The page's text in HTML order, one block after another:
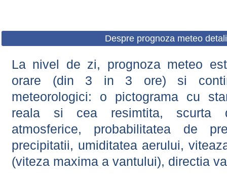
Despre prognoza meteo
La nivel de zi, prognoza meteo
orare (din 3 in 3 ore) si
meteorologici: o pictograma cu
reala si cea resimtita, scurta
atmosferice, probabilitatea de
precipitatii, umiditatea aerului,
(viteza maxima a vantului), directia